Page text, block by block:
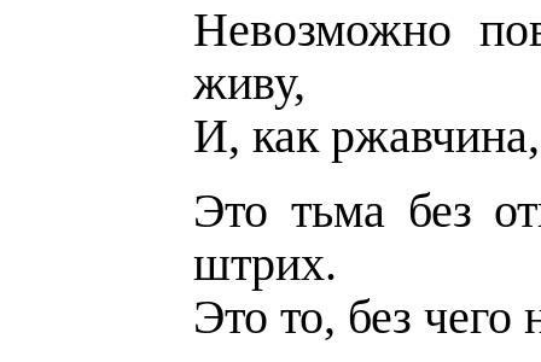
Невозможно
живу,
И, как ржавчина,
Это тьма без
штрих.
Это то, без